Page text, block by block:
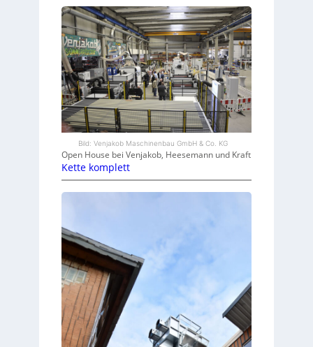
Bild: Venjakob Maschinenbau GmbH & Co. KG
Open House bei Venjakob, Heesemann und Kraft
Kette komplett